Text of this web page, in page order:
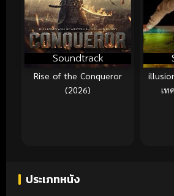
Soundtrack
Rise of the Conqueror
(2026)
เท
ประเภทหนัง